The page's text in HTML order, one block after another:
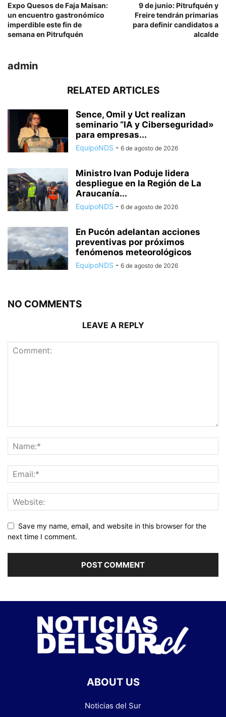
Expo Quesos de Faja Maisan:
un encuentro gastronómico
imperdible este fin de
semana en Pitrufquén
9 de junio: Pitrufquén y
Freire tendrán primarias
para definir candidatos a
alcalde
admin
RELATED ARTICLES
Sence, Omil y Uct realizan
seminario “IA y Ciberseguridad»
para empresas...
EquipoNDS - 6 de agosto de 2026
Ministro Ivan Poduje lidera
despliegue en la Región de La
Araucanía...
EquipoNDS - 6 de agosto de 2026
En Pucón adelantan acciones
preventivas por próximos
fenómenos meteorológicos
EquipoNDS - 6 de agosto de 2026
NO COMMENTS
LEAVE A REPLY
Save my name, email, and website in this browser for the
next time I comment.
ABOUT US
Noticias del Sur